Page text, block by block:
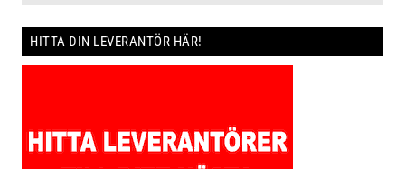
HITTA DIN LEVERANTÖR HÄR!